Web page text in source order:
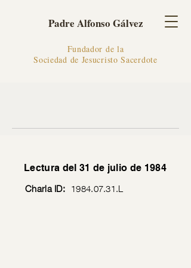
Padre Alfonso Gálvez
Fundador de la
Sociedad de Jesucristo Sacerdote
Lectura del 31 de julio de 1984
Charla ID: 1984.07.31.L